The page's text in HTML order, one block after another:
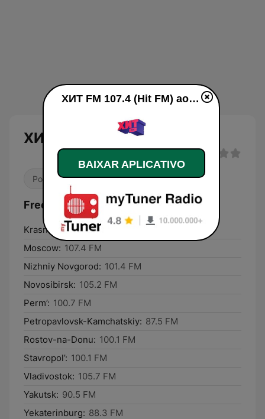
ХИТ FM 107.4 (Hit FM)
Pop / Top 40
Frequências ХИТ FM 107.4 (Hit FM):
Krasnodar: 104.2 FM
Moscow: 107.4 FM
Nizhniy Novgorod: 101.4 FM
Novosibirsk: 105.2 FM
Perm’: 100.7 FM
Petropavlovsk-Kamchatskiy: 87.5 FM
Rostov-na-Donu: 100.1 FM
Stavropol’: 100.1 FM
Vladivostok: 105.7 FM
Yakutsk: 90.5 FM
Yekaterinburg: 88.3 FM
ХИТ FM 107.4 (Hit FM) ao vivo
BAIXAR APLICATIVO